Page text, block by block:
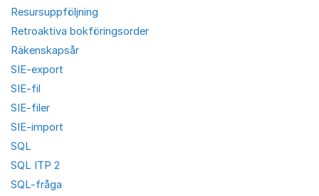
Resursuppföljning
Retroaktiva bokföringsorder
Räkenskapsår
SIE-export
SIE-fil
SIE-filer
SIE-import
SQL
SQL ITP 2
SQL-fråga